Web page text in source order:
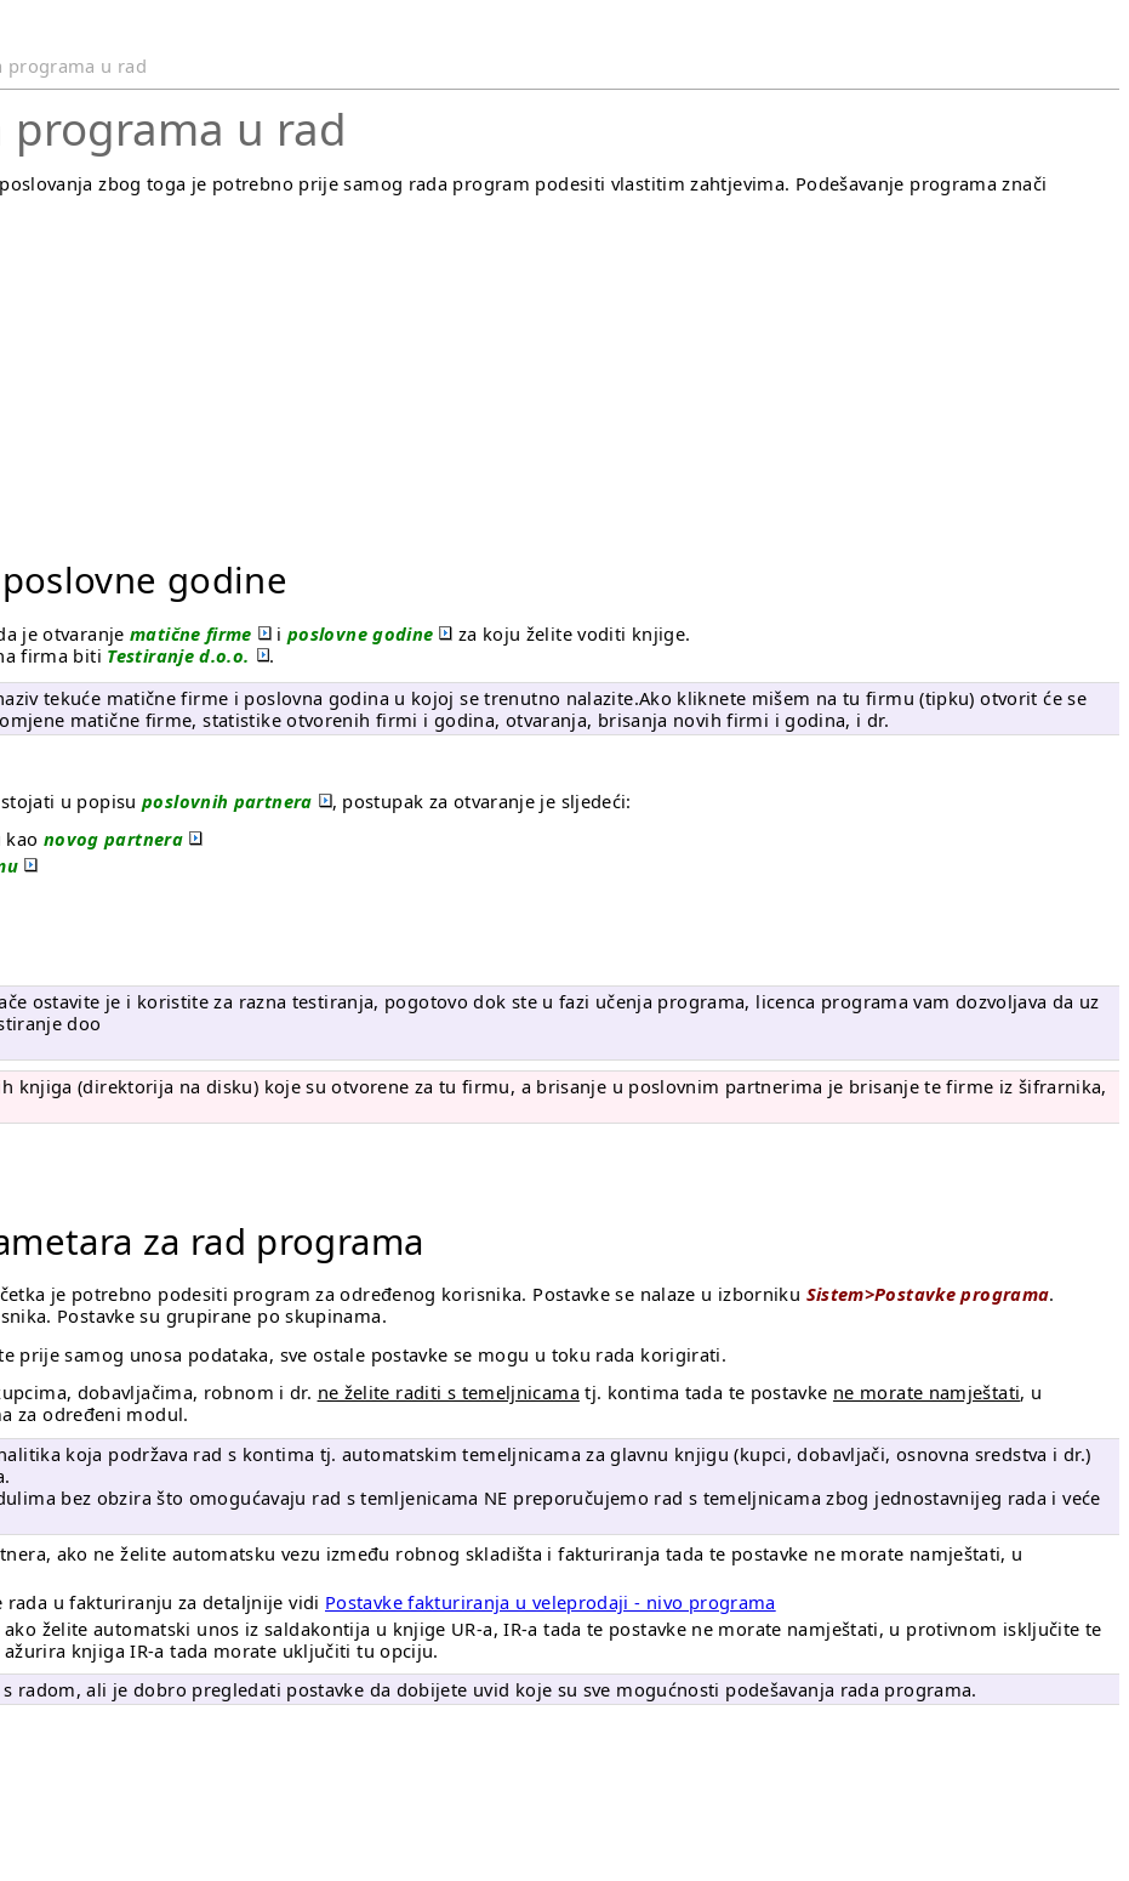
programa u rad
u rad
zbog toga je potrebno prije samog rada program podesiti vlastitim zahtjevima. Podešavanje programa znači
godine
je otvaranjematične firme i poslovne godine
za koju želite voditi knjige.
firma biti Testiranje d.o.o.
.
tekuće matične firme i poslovna godina u kojoj se trenutno nalazite.Ako kliknete mišem na tu firmu (tipku) otvorit će se
matične firme, statistike otvorenih firmi i godina, otvaranja, brisanja novih firmi i godina, i dr.
u popisuposlovnih partnera
, postupak za otvaranje je sljedeći:
novog partnera
ostavite je i koristite za razna testiranja, pogotovo dok ste u fazi učenja programa, licenca programa vam dozvoljava da uz
doo
knjiga (direktorija na disku) koje su otvorene za tu firmu, a brisanje u poslovnim partnerima je brisanje te firme iz šifrarnika,
za rad programa
je potrebno podesiti program za određenog korisnika. Postavke se nalaze u izborniku Sistem>Postavke programa.
Postavke su grupirane po skupinama.
prije samog unosa podataka, sve ostale postavke se mogu u toku rada korigirati.
dobavljačima, robnom i dr. ne želite raditi s temeljnicama tj. kontima tada te postavke ne morate namještati, u
za određeni modul.
koja podržava rad s kontima tj. automatskim temeljnicama za glavnu knjigu (kupci, dobavljači, osnovna sredstva i dr.)
bez obzira što omogućavaju rad s temljenicama NE preporučujemo rad s temeljnicama zbog jednostavnijeg rada i veće
ako ne želite automatsku vezu između robnog skladišta i fakturiranja tada te postavke ne morate namještati, u
rada u fakturiranju za detaljnije vidi Postavke fakturiranja u veleprodaji - nivo programa
želite automatski unos iz saldakontija u knjige UR-a, IR-a tada te postavke ne morate namještati, u protivnom isključite te
knjiga IR-a tada morate uključiti tu opciju.
radom, ali je dobro pregledati postavke da dobijete uvid koje su sve mogućnosti podešavanja rada programa.